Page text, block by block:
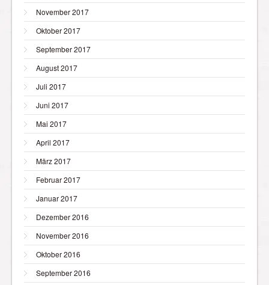
November 2017
Oktober 2017
September 2017
August 2017
Juli 2017
Juni 2017
Mai 2017
April 2017
März 2017
Februar 2017
Januar 2017
Dezember 2016
November 2016
Oktober 2016
September 2016